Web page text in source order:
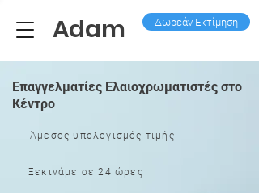
Adam Δωρεάν Εκτίμηση
Επαγγελματίες Ελαιοχρωματιστές στο
Κέντρο
Άμεσος υπολογισμός τιμής
Ξεκινάμε σε 24 ώρες